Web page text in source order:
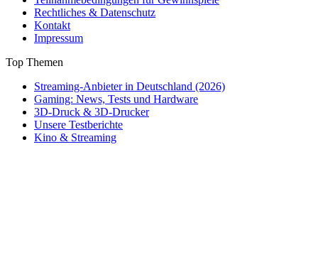
Rechtliches & Datenschutz
Kontakt
Impressum
Top Themen
Streaming-Anbieter in Deutschland (2026)
Gaming: News, Tests und Hardware
3D-Druck & 3D-Drucker
Unsere Testberichte
Kino & Streaming